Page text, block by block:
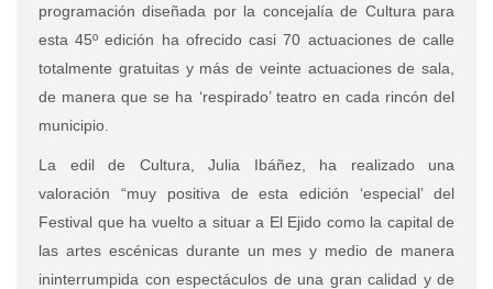
programación diseñada por la concejalía de Cultura para
esta 45º edición ha ofrecido casi 70 actuaciones de calle
totalmente gratuitas y más de veinte actuaciones de sala,
de manera que se ha ‘respirado’ teatro en cada rincón del
municipio.
La edil de Cultura, Julia Ibáñez, ha realizado una
valoración “muy positiva de esta edición ‘especial’ del
Festival que ha vuelto a situar a El Ejido como la capital de
las artes escénicas durante un mes y medio de manera
ininterrumpida con espectáculos de una gran calidad y de